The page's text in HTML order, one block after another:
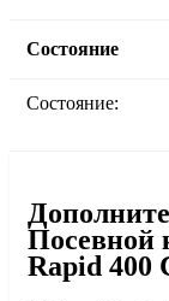
Состояние
Состояние:
Посевной
Rapid 400